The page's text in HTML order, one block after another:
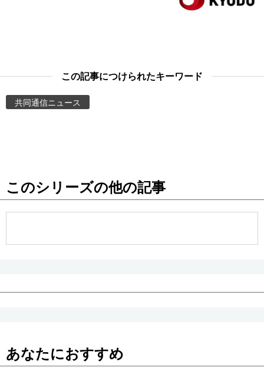
東京
この記事につけられたキーワード
共同通信ニュース
このシリーズの他の記事
あなたにおすすめ